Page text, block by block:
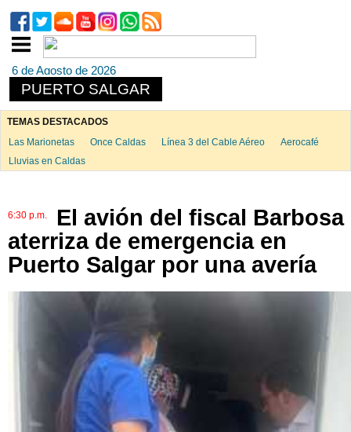
6 de Agosto de 2026
PUERTO SALGAR
TEMAS DESTACADOS
Las Marionetas
Once Caldas Línea 3 del Cable Aéreo
Aerocafé
Lluvias en Caldas
6:30 p.m.
El avión del fiscal Barbosa
aterriza de emergencia en
Puerto Salgar por una avería